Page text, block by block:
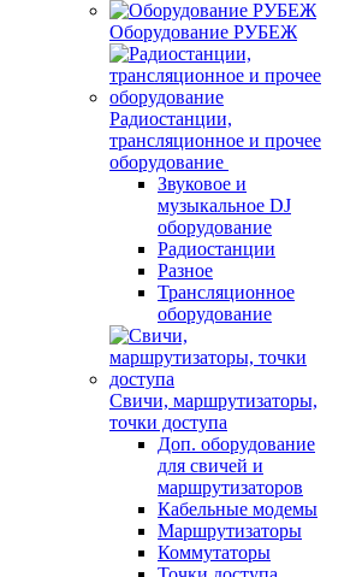
Оборудование РУБЕЖ
Радиостанции,
трансляционное и прочее
оборудование
Звуковое и
музыкальное DJ
оборудование
Радиостанции
Разное
Трансляционное
оборудование
Свичи, маршрутизаторы,
точки доступа
Доп. оборудование
для свичей и
маршрутизаторов
Кабельные модемы
Маршрутизаторы
Коммутаторы